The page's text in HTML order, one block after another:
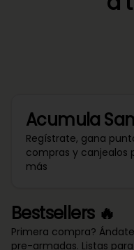
Acumula
Regístrate, gana
compras y canjealos
más
Bestsellers 🔥
Primera compra?
pre-armadas. Listas